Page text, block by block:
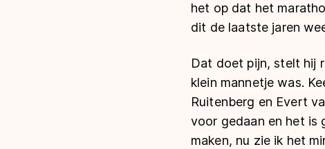
het op dat het
dit de laatste jaren
Dat doet pijn, stelt hij
klein mannetje was.
Ruitenberg en Evert
voor gedaan en het is
maken, nu zie ik het